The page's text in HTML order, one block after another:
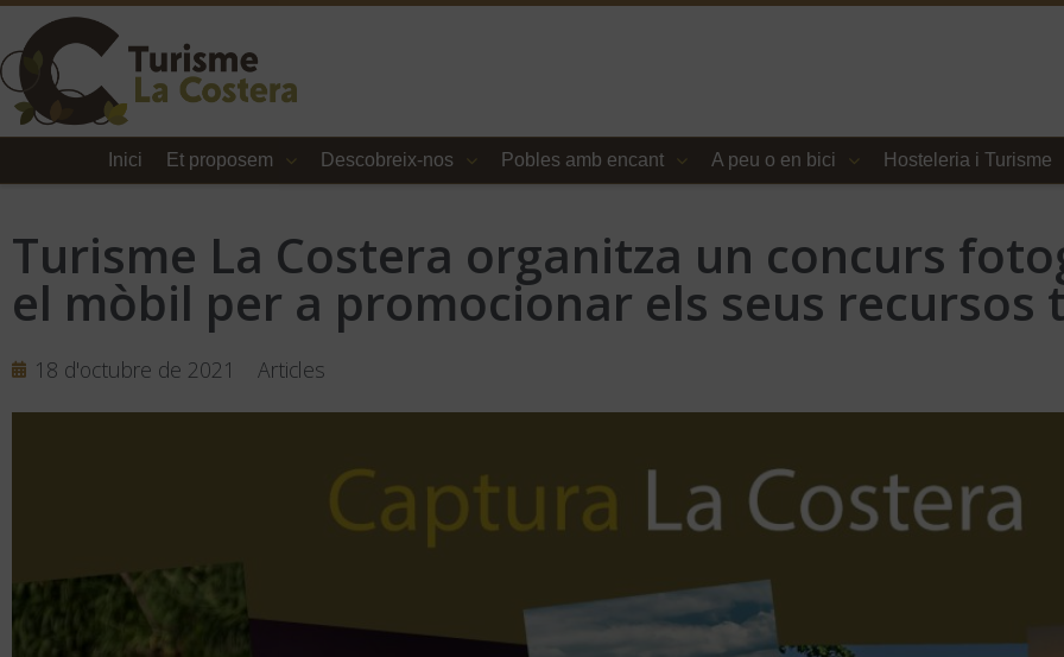
Inici Et proposem Descobreix-nos Pobles amb encant A peu o en bici Hosteleria i Turisme
Turisme La Costera organitza un concurs
el mòbil per a promocionar els seus recursos
18 d'octubre de 2021 Articles